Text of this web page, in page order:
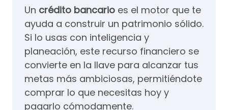
Un crédito bancario es el motor que te
ayuda a construir un patrimonio sólido.
Si lo usas con inteligencia y
planeación, este recurso financiero se
convierte en la llave para alcanzar tus
metas más ambiciosas, permitiéndote
comprar lo que necesitas hoy y
pagarlo cómodamente.